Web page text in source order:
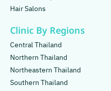
Hair Salons
Clinic By Regions
Central Thailand
Northern Thailand
Northeastern Thailand
Southern Thailand